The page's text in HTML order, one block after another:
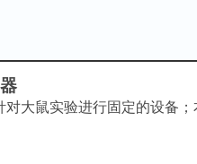
大鼠实验进行固定的设备